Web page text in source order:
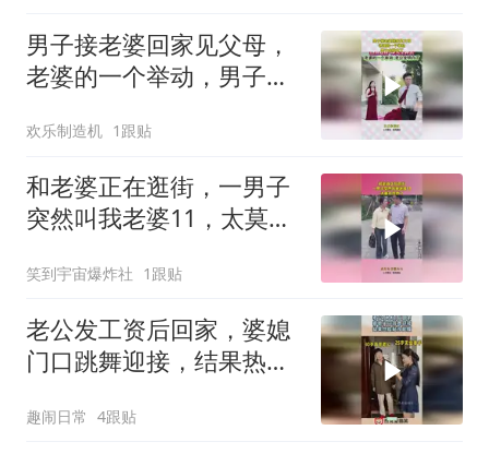
男子接老婆回家见父母，
老婆的一个举动，男子全
欢乐制造机 1跟贴
和老婆正在逛街，一男子
突然叫我老婆11，太莫名
笑到宇宙爆炸社 1跟贴
老公发工资后回家，婆媳
门口跳舞迎接，结果热脸
趣闹日常 4跟贴